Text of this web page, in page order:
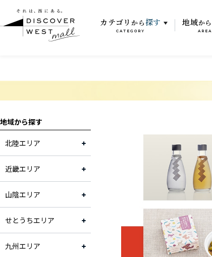
カテゴリ から 探す
CATEGORY
地域から
AREA
地域から探す
北陸エリア
近畿エリア
山陰エリア
せとうちエリア
九州エリア